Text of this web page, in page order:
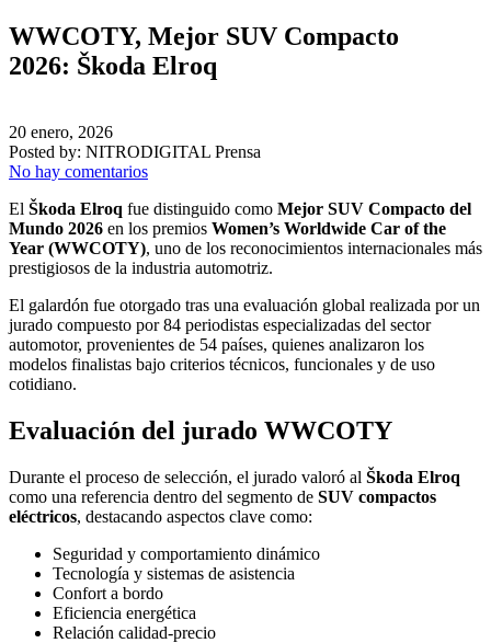
WWCOTY, Mejor SUV Compacto
2026: Škoda Elroq
20 enero, 2026
Posted by: NITRODIGITAL Prensa
No hay comentarios
El Škoda Elroq fue distinguido como Mejor SUV Compacto del
Mundo 2026 en los premios Women’s Worldwide Car of the
Year (WWCOTY), uno de los reconocimientos internacionales más
prestigiosos de la industria automotriz.
El galardón fue otorgado tras una evaluación global realizada por un
jurado compuesto por 84 periodistas especializadas del sector
automotor, provenientes de 54 países, quienes analizaron los
modelos finalistas bajo criterios técnicos, funcionales y de uso
cotidiano.
Evaluación del jurado WWCOTY
Durante el proceso de selección, el jurado valoró al Škoda Elroq
como una referencia dentro del segmento de SUV compactos
eléctricos, destacando aspectos clave como:
Seguridad y comportamiento dinámico
Tecnología y sistemas de asistencia
Confort a bordo
Eficiencia energética
Relación calidad-precio